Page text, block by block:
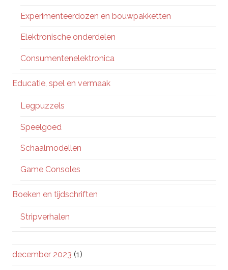
Experimenteerdozen en bouwpakketten
Elektronische onderdelen
Consumentenelektronica
Educatie, spel en vermaak
Legpuzzels
Speelgoed
Schaalmodellen
Game Consoles
Boeken en tijdschriften
Stripverhalen
december 2023 (1)